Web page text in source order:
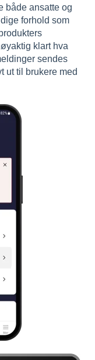
både ansatte og
forhold som
klart hva
sendes
ut til brukere med